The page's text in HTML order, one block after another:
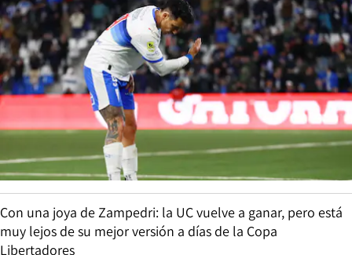
Con una joya de Zampedri: la UC vuelve a ganar, pero está
muy lejos de su mejor versión a días de la Copa
Libertadores